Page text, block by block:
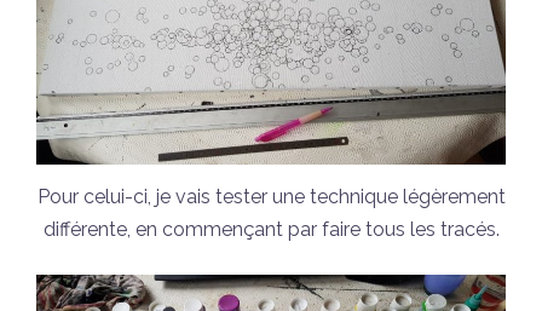
Pour celui-ci, je vais tester une technique légèrement
différente, en commençant par faire tous les tracés.